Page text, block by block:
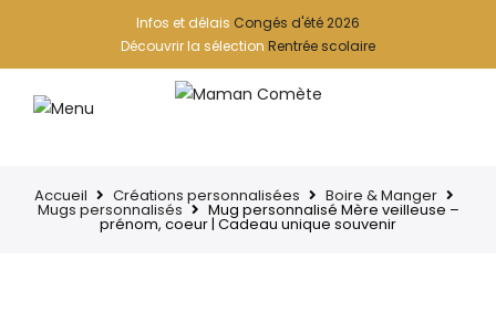
Infos et délais Congés d'été 2026
Découvrir la sélection Rentrée scolaire
Accueil Créations personnalisées Boire & Manger
Mugs personnalisés Mug personnalisé Mère veilleuse –
prénom, coeur | Cadeau unique souvenir